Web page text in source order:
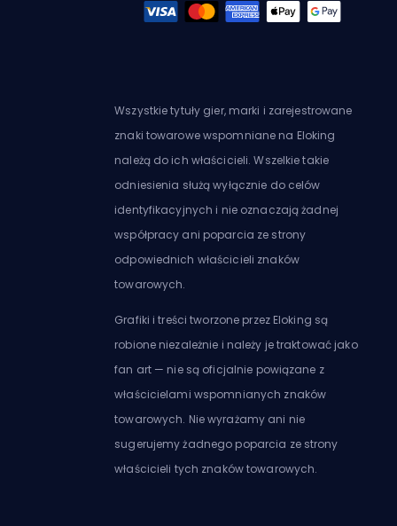
Wszystkie tytuły gier, marki i zarejestrowane
znaki towarowe wspomniane na Eloking
należą do ich właścicieli. Wszelkie takie
odniesienia służą wyłącznie do celów
identyfikacyjnych i nie oznaczają żadnej
współpracy ani poparcia ze strony
odpowiednich właścicieli znaków
towarowych.
Grafiki i treści tworzone przez Eloking są
robione niezależnie i należy je traktować jako
fan art — nie są oficjalnie powiązane z
właścicielami wspomnianych znaków
towarowych. Nie wyrażamy ani nie
sugerujemy żadnego poparcia ze strony
właścicieli tych znaków towarowych.